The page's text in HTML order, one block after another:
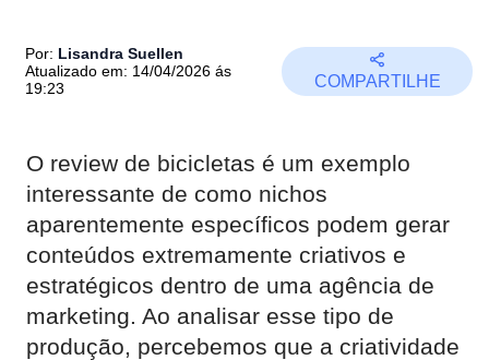
Por: Lisandra Suellen
Atualizado em: 14/04/2026 ás
19:23
COMPARTILHE
O review de bicicletas é um exemplo
interessante de como nichos
aparentemente específicos podem gerar
conteúdos extremamente criativos e
estratégicos dentro de uma agência de
marketing. Ao analisar esse tipo de
produção, percebemos que a criatividade